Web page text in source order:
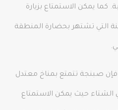
كما يمكن الاستمتاع بزيارة
التي تشتهر بحضارة المنطقة
فإن صبنجة تتمتع بمناخ معتدل
حيث يمكن الاستمتاع